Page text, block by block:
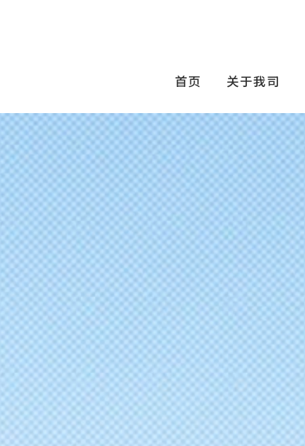
首页 关于我司